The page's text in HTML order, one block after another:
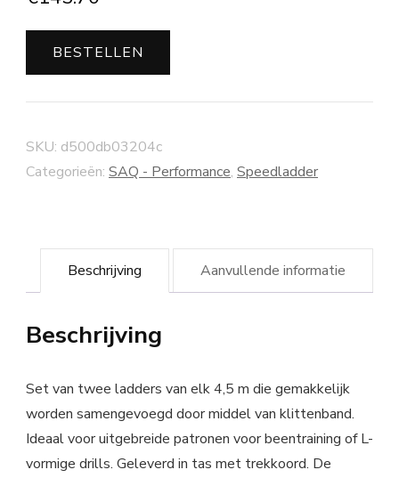
BESTELLEN
SKU: d500db03204c
Categorieën: SAQ - Performance, Speedladder
Beschrijving Aanvullende informatie
Beschrijving
Set van twee ladders van elk 4,5 m die gemakkelijk
worden samengevoegd door middel van klittenband.
Ideaal voor uitgebreide patronen voor beentraining of L-
vormige drills. Geleverd in tas met trekkoord. De